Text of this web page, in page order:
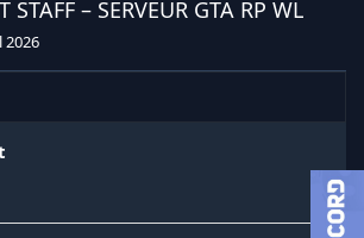
STAFF – SERVEUR GTA RP WL
2026